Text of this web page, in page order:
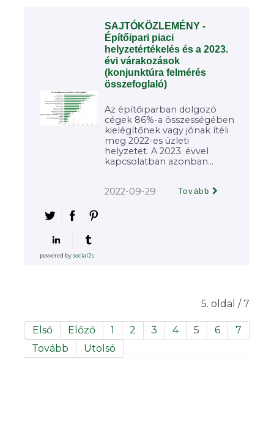
SAJTÓKÖZLEMÉNY -
Építőipari piaci
helyzetértékelés és a 2023.
évi várakozások
(konjunktúra felmérés
összefoglaló)
Az építőiparban dolgozó
cégek 86%-a összességében
kielégítőnek vagy jónak ítéli
meg 2022-es üzleti
helyzetet. A 2023. évvel
kapcsolatban azonban...
2022-09-29 Tovább
powered bysocial2s
5. oldal / 7
Első Előző 1 2 3 4 5 6
7
Tovább
Utolsó